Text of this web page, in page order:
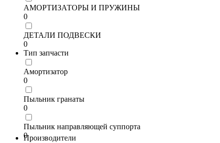
АМОРТИЗАТОРЫ И ПРУЖИНЫ
0
ДЕТАЛИ ПОДВЕСКИ
0
Тип запчасти
Амортизатор
0
Пыльник гранаты
0
Пыльник направляющей суппорта
0
Производители